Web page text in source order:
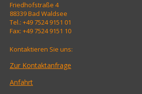
Friedhofstraße 4
88339 Bad Waldsee
Tel.: +49 7524 9151 01
Fax: +49 7524 9151 10
Kontaktieren Sie uns:
Zur Kontaktanfrage
Anfahrt